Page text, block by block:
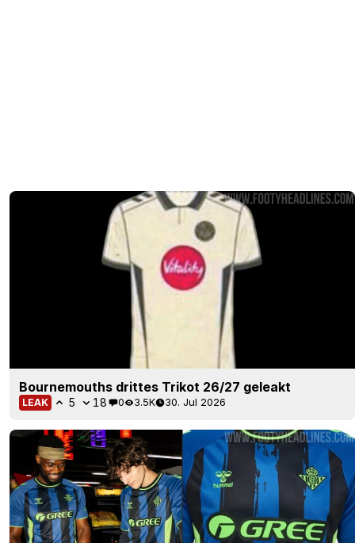
Bournemouths drittes Trikot 26/27 geleakt
LEAK 5 18 0 3.5K 30. Jul 2026